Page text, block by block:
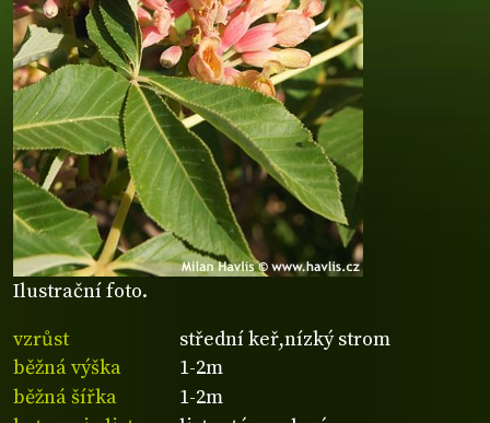
Ilustrační foto.
vzrůst
střední keř,nízký strom
běžná výška
1-2m
běžná šířka
1-2m